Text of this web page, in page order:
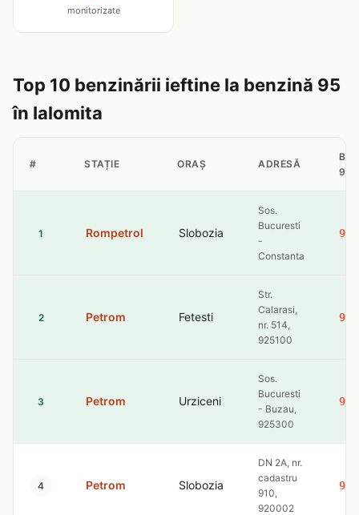
monitorizate
Top 10 benzinării ieftine la benzină 95
în Ialomita
# STAȚIE ORAȘ ADRESĂ
95
1 Rompetrol Slobozia
Sos.
Bucuresti
-
Constanta
2 Petrom Fetesti
Str.
Calarasi,
nr. 514,
925100
3 Petrom Urziceni
Sos.
Bucuresti
- Buzau,
925300
4 Petrom Slobozia
DN 2A, nr.
cadastru
910,
920002